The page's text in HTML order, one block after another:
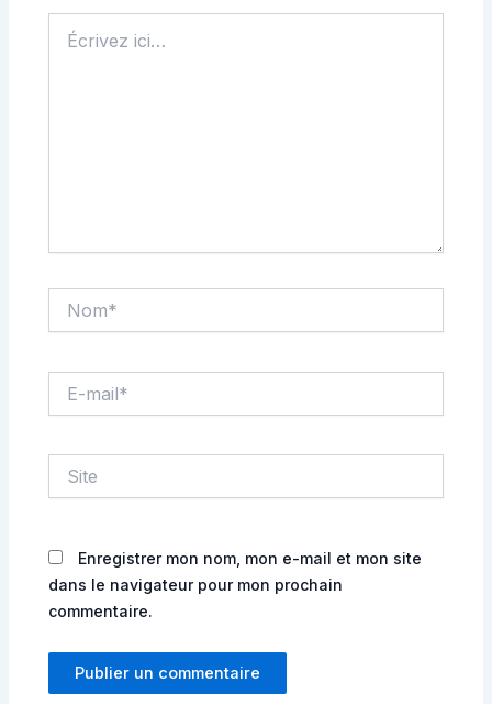
ici…
mail*
Enregistrer mon nom, mon e-mail et mon site
dans le navigateur pour mon prochain
commentaire.